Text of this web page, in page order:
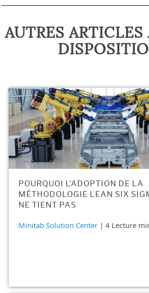
AUTRES ARTICLES
POURQUOI L'ADOPTION DE LA
MÉTHODOLOGIE LEAN SIX
NE TIENT PAS
Minitab Solution Center | 4 Lecture